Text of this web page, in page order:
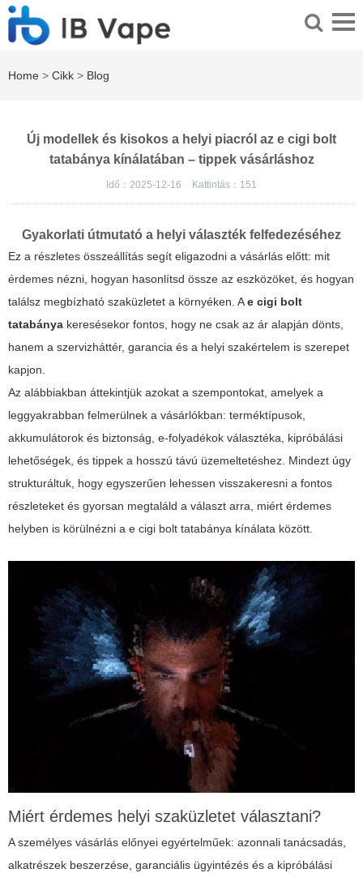
Home > Cikk > Blog
Új modellek és kisokos a helyi piacról az e cigi bolt
tatabánya kínálatában – tippek vásárláshoz
Idő：2025-12-16 Kattintás： 151
Gyakorlati útmutató a helyi választék felfedezéséhez
Ez a részletes összeállítás segít eligazodni a vásárlás előtt: mit
érdemes nézni, hogyan hasonlítsd össze az eszközöket, és hogyan
találsz megbízható szaküzletet a környéken. Ae cigi bolt
tatabánya keresésekor fontos, hogy ne csak az ár alapján dönts,
hanem a szervizháttér, garancia és a helyi szakértelem is szerepet
kapjon.
Az alábbiakban áttekintjük azokat a szempontokat, amelyek a
leggyakrabban felmerülnek a vásárlókban: terméktípusok,
akkumulátorok és biztonság, e-folyadékok választéka, kipróbálási
lehetőségek, és tippek a hosszú távú üzemeltetéshez. Mindezt úgy
strukturáltuk, hogy egyszerűen lehessen visszakeresni a fontos
részleteket és gyorsan megtaláld a választ arra, miért érdemes
helyben is körülnézni a e cigi bolt tatabánya kínálata között.
Miért érdemes helyi szaküzletet választani?
A személyes vásárlás előnyei egyértelműek: azonnali tanácsadás,
alkatrészek beszerzése, garanciális ügyintézés és a kipróbálási